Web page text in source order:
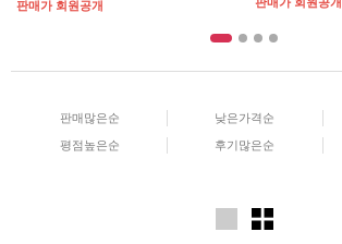
판매가 회원공개
판매많은순 낮은가격순
평점높은순 후기많은순